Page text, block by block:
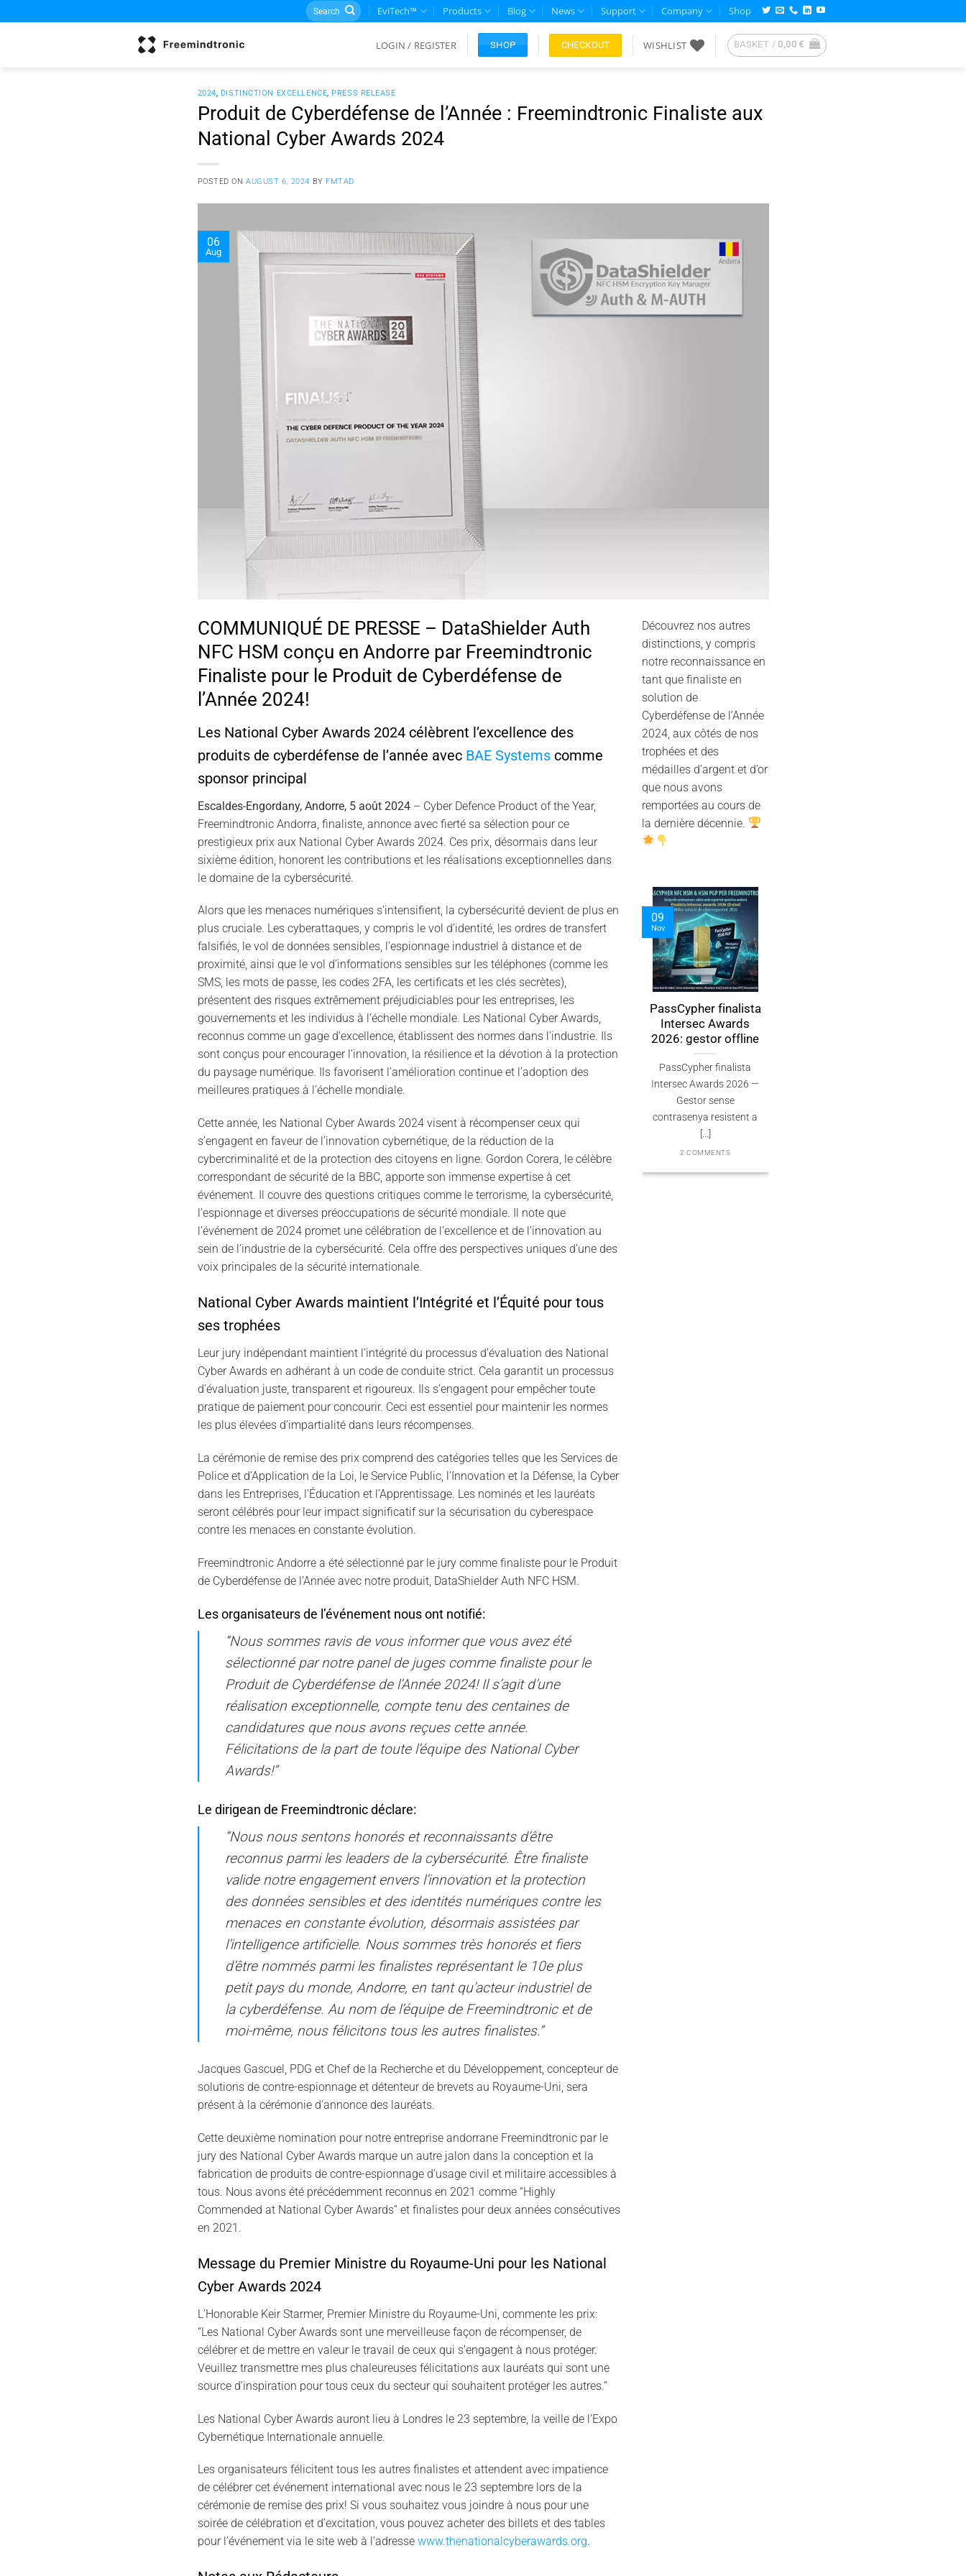
to
Search
for:
EviTech™ Products Blog News Support Company Shop
LOGIN / REGISTER SHOP CHECKOUT WISHLIST BASKET / 0,00€
2024, DISTINCTION EXCELLENCE, PRESS RELEASE
Produit de Cyberdéfense de l’Année : Freemindtronic Finaliste aux
National Cyber Awards 2024
POSTED ONAUGUST 6, 2024 BY FMTAD
06
Aug
COMMUNIQUÉ DE PRESSE – DataShielder Auth
NFC HSM conçu en Andorre par Freemindtronic
Finaliste pour le Produit de Cyberdéfense de
l’Année 2024!
Les National Cyber Awards 2024 célèbrent l’excellence des
produits de cyberdéfense de l’année avec BAE Systemscomme
sponsor principal
Escaldes-Engordany, Andorre, 5 août 2024– Cyber Defence Product of the Year,
Freemindtronic Andorra, finaliste, annonce avec fierté sa sélection pour ce
prestigieux prix aux National Cyber Awards 2024. Ces prix, désormais dans leur
sixième édition, honorent les contributions et les réalisations exceptionnelles dans
le domaine de la cybersécurité.
Alors que les menaces numériques s’intensifient, la cybersécurité devient de plus en
plus cruciale. Les cyberattaques, y compris le vol d’identité, les ordres de transfert
falsifiés, le vol de données sensibles, l’espionnage industriel à distance et de
proximité, ainsi que le vol d’informations sensibles sur les téléphones (comme les
SMS, les mots de passe, les codes 2FA, les certificats et les clés secrètes),
présentent des risques extrêmement préjudiciables pour les entreprises, les
gouvernements et les individus à l’échelle mondiale. Les National Cyber Awards,
reconnus comme un gage d’excellence, établissent des normes dans l’industrie. Ils
sont conçus pour encourager l’innovation, la résilience et la dévotion à la protection
du paysage numérique. Ils favorisent l’amélioration continue et l’adoption des
meilleures pratiques à l’échelle mondiale.
Cette année, les National Cyber Awards 2024 visent à récompenser ceux qui
s’engagent en faveur de l’innovation cybernétique, de la réduction de la
cybercriminalité et de la protection des citoyens en ligne. Gordon Corera, le célèbre
correspondant de sécurité de la BBC, apporte son immense expertise à cet
événement. Il couvre des questions critiques comme le terrorisme, la cybersécurité,
l’espionnage et diverses préoccupations de sécurité mondiale. Il note que
l’événement de 2024 promet une célébration de l’excellence et de l’innovation au
sein de l’industrie de la cybersécurité. Cela offre des perspectives uniques d’une des
voix principales de la sécurité internationale.
National Cyber Awards maintient l’Intégrité et l’Équité pour tous
ses trophées
Leur jury indépendant maintient l’intégrité du processus d’évaluation des National
Cyber Awards en adhérant à un code de conduite strict. Cela garantit un processus
d’évaluation juste, transparent et rigoureux. Ils s’engagent pour empêcher toute
pratique de paiement pour concourir. Ceci est essentiel pour maintenir les normes
les plus élevées d’impartialité dans leurs récompenses.
La cérémonie de remise des prix comprend des catégories telles que les Services de
Police et d’Application de la Loi, le Service Public, l’Innovation et la Défense, la Cyber
dans les Entreprises, l’Éducation et l’Apprentissage. Les nominés et les lauréats
seront célébrés pour leur impact significatif sur la sécurisation du cyberespace
contre les menaces en constante évolution.
Freemindtronic Andorre a été sélectionné par le jury comme finaliste pour le Produit
de Cyberdéfense de l’Année avec notre produit, DataShielder Auth NFC HSM.
Les organisateurs de l’événement nous ont notifié:
“Nous sommes ravis de vous informer que vous avez été
sélectionné par notre panel de juges comme finaliste pour le
Produit de Cyberdéfense de l’Année 2024! Il s’agit d’une
réalisation exceptionnelle, compte tenu des centaines de
candidatures que nous avons reçues cette année.
Félicitations de la part de toute l’équipe des National Cyber
Awards!”
Le dirigean de Freemindtronic déclare:
“Nous nous sentons honorés et reconnaissants d’être
reconnus parmi les leaders de la cybersécurité. Être finaliste
valide notre engagement envers l’innovation et la protection
des données sensibles et des identités numériques contre les
menaces en constante évolution, désormais assistées par
l’intelligence artificielle. Nous sommes très honorés et fiers
d’être nommés parmi les finalistes représentant le 10e plus
petit pays du monde, Andorre, en tant qu’acteur industriel de
la cyberdéfense. Au nom de l’équipe de Freemindtronic et de
moi-même, nous félicitons tous les autres finalistes.”
Jacques Gascuel, PDG et Chef de la Recherche et du Développement, concepteur de
solutions de contre-espionnage et détenteur de brevets au Royaume-Uni, sera
présent à la cérémonie d’annonce des lauréats.
Cette deuxième nomination pour notre entreprise andorrane Freemindtronic par le
jury des National Cyber Awards marque un autre jalon dans la conception et la
fabrication de produits de contre-espionnage d’usage civil et militaire accessibles à
tous. Nous avons été précédemment reconnus en 2021 comme “Highly
Commended at National Cyber Awards” et finalistes pour deux années consécutives
en 2021.
Message du Premier Ministre du Royaume-Uni pour les National
Cyber Awards 2024
L’Honorable Keir Starmer, Premier Ministre du Royaume-Uni, commente les prix:
“Les National Cyber Awards sont une merveilleuse façon de récompenser, de
célébrer et de mettre en valeur le travail de ceux qui s’engagent à nous protéger.
Veuillez transmettre mes plus chaleureuses félicitations aux lauréats qui sont une
source d’inspiration pour tous ceux du secteur qui souhaitent protéger les autres.”
Les National Cyber Awards auront lieu à Londres le 23 septembre, la veille de l’Expo
Cybernétique Internationale annuelle.
Les organisateurs félicitent tous les autres finalistes et attendent avec impatience
de célébrer cet événement international avec nous le 23 septembre lors de la
cérémonie de remise des prix! Si vous souhaitez vous joindre à nous pour une
soirée de célébration et d’excitation, vous pouvez acheter des billets et des tables
pour l’événement via le site web à l’adresse www.thenationalcyberawards.org.
Découvrez nos autres
distinctions, y compris
notre reconnaissance en
tant que finaliste en
solution de
Cyberdéfense de l’Année
2024, aux côtés de nos
trophées et des
médailles d’argent et d’or
que nous avons
remportées au cours de
la dernière décennie.
PassCypher finalista
Intersec Awards
2026: gestor offline
PassCypher finalista
Intersec Awards 2026 —
Gestor sense
contrasenya resistent a
2 COMMENTS